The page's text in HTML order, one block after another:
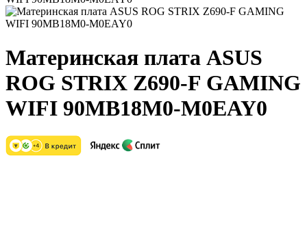
Материнская плата ASUS
ROG STRIX Z690-F GAMING
WIFI 90MB18M0-M0EAY0